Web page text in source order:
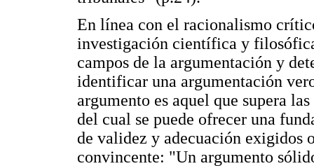
En línea con el racionalismo
investigación científica y
campos de la argumentación y
identificar una argumentación
argumento es aquel que supera
del cual se puede ofrecer una
de validez y adecuación exigidos
convincente: "Un argumento